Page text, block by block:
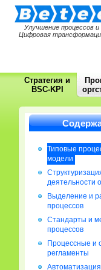
Улучшение процессов и
Цифровая
Стратегия и
BSC-KPI
Типовые
модели
деятельности
Выделение и
процессов
Стандарты и
процессов
Процессные и
регламенты